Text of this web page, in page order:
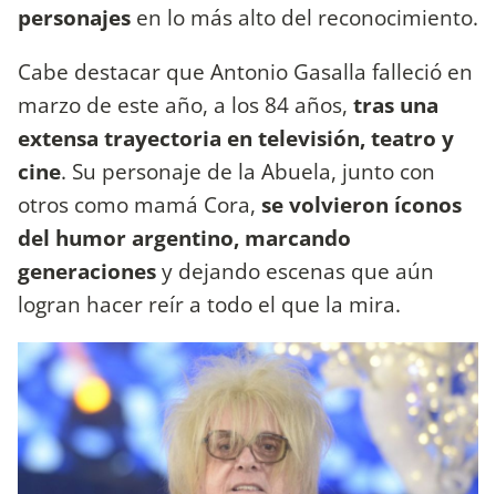
personajes en lo más alto del reconocimiento.
Cabe destacar que Antonio Gasalla falleció en
marzo de este año, a los 84 años, tras una
extensa trayectoria en televisión, teatro y
cine. Su personaje de la Abuela, junto con
otros como mamá Cora, se volvieron íconos
del humor argentino, marcando
generacionesy dejando escenas que aún
logran hacer reír a todo el que la mira.